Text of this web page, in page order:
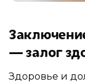
— залог
Здоровье и